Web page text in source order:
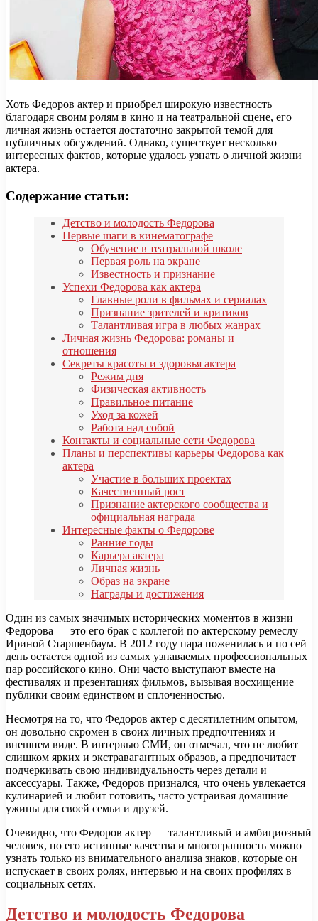
Хоть Федоров актер и приобрел широкую известность
благодаря своим ролям в кино и на театральной сцене, его
личная жизнь остается достаточно закрытой темой для
публичных обсуждений. Однако, существует несколько
интересных фактов, которые удалось узнать о личной жизни
актера.
Содержание статьи:
Детство и молодость Федорова
Первые шаги в кинематографе
Обучение в театральной школе
Первая роль на экране
Известность и признание
Успехи Федорова как актера
Главные роли в фильмах и сериалах
Признание зрителей и критиков
Талантливая игра в любых жанрах
Личная жизнь Федорова: романы и
отношения
Секреты красоты и здоровья актера
Режим дня
Физическая активность
Правильное питание
Уход за кожей
Работа над собой
Контакты и социальные сети Федорова
Планы и перспективы карьеры Федорова как
актера
Участие в больших проектах
Качественный рост
Признание актерского сообщества и
официальная награда
Интересные факты о Федорове
Ранние годы
Карьера актера
Личная жизнь
Образ на экране
Награды и достижения
Один из самых значимых исторических моментов в жизни
Федорова — это его брак с коллегой по актерскому ремеслу
Ириной Старшенбаум. В 2012 году пара поженилась и по сей
день остается одной из самых узнаваемых профессиональных
пар российского кино. Они часто выступают вместе на
фестивалях и презентациях фильмов, вызывая восхищение
публики своим единством и сплоченностью.
Несмотря на то, что Федоров актер с десятилетним опытом,
он довольно скромен в своих личных предпочтениях и
внешнем виде. В интервью СМИ, он отмечал, что не любит
слишком ярких и экстравагантных образов, а предпочитает
подчеркивать свою индивидуальность через детали и
аксессуары. Также, Федоров признался, что очень увлекается
кулинарией и любит готовить, часто устраивая домашние
ужины для своей семьи и друзей.
Очевидно, что Федоров актер — талантливый и амбициозный
человек, но его истинные качества и многогранность можно
узнать только из внимательного анализа знаков, которые он
испускает в своих ролях, интервью и на своих профилях в
социальных сетях.
Детство и молодость Федорова